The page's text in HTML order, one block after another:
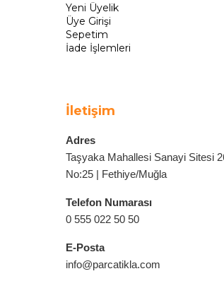
Yeni Üyelik
Üye Girişi
Sepetim
İade İşlemleri
İletişim
Adres
Taşyaka Mahallesi Sanayi Sitesi
No:25 | Fethiye/Muğla
Telefon Numarası
0 555 022 50 50
E-Posta
info@parcatikla.com